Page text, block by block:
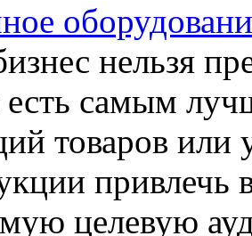
нельзя
есть самым
товаров или
привлечь
целевую